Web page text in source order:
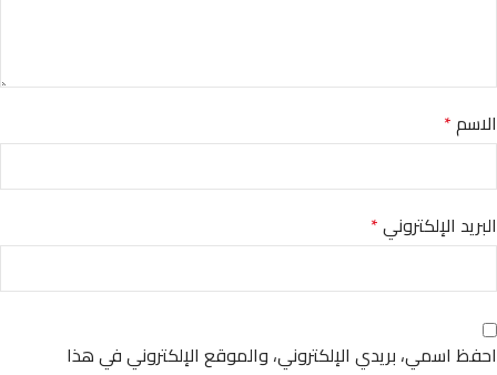
الاسم*
البريد الإلكتروني*
احفظ اسمي، بريدي الإلكتروني، والموقع الإلكتروني في هذا